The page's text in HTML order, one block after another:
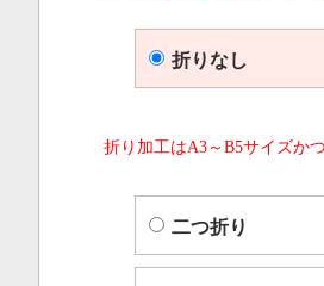
折りなし
折り加工はA3～B5サイズか
二つ折り